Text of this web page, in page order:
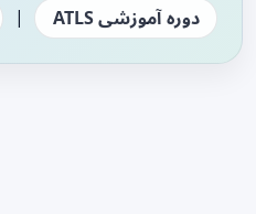
دوره آموزشی ATLS |